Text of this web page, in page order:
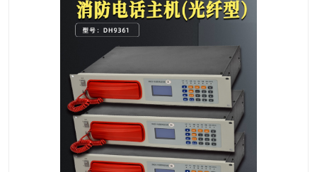
消防光纤电话广播系统 RS485传感器